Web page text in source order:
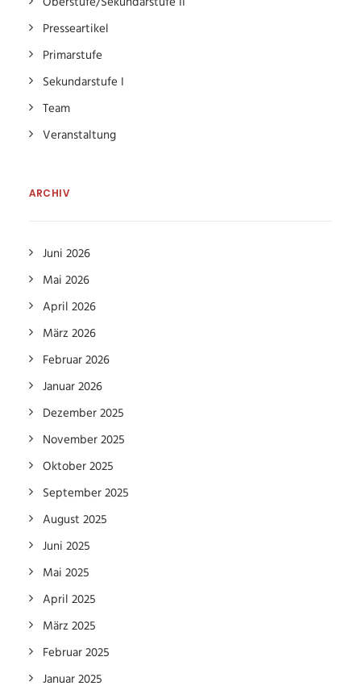
Presseartikel
Primarstufe
Sekundarstufe I
Team
Veranstaltung
ARCHIV
Juni 2026
Mai 2026
April 2026
März 2026
Februar 2026
Januar 2026
Dezember 2025
November 2025
Oktober 2025
September 2025
August 2025
Juni 2025
Mai 2025
April 2025
März 2025
Februar 2025
Januar 2025